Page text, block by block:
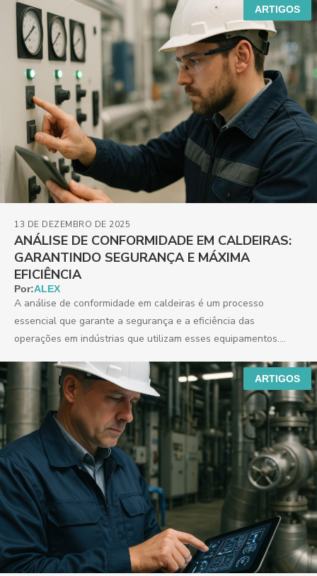
ARTIGOS
ANÁLISE DE CONFORMIDADE EM CALDEIRAS:
GARANTINDO SEGURANÇA E MÁXIMA
EFICIÊNCIA
13 DE DEZEMBRO DE 2025
Por:ALEX
A análise de conformidade em caldeiras é um processo
essencial que garante a segurança e a eficiência das
operações em indústrias que utilizam esses equipamentos....
ARTIGOS